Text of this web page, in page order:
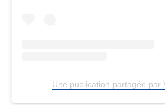
Une publication partagée par